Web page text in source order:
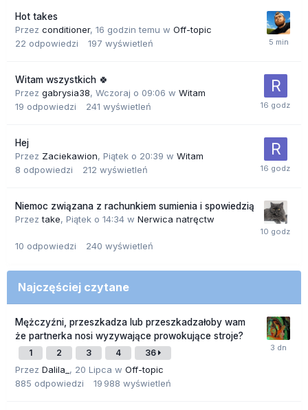
Hot takes
Przez conditioner, 16 godzin temu w Off-topic
22 odpowiedzi 197 wyświetleń
Witam wszystkich 🍀
Przez gabrysia38, Wczoraj o 09:06 w Witam
19 odpowiedzi 241 wyświetleń
Hej
Przez Zaciekawion, Piątek o 20:39 w Witam
8 odpowiedzi 212 wyświetleń
Niemoc związana z rachunkiem sumienia i spowiedzią
Przeztake, Piątek o 14:34 w Nerwica natręctw
10 odpowiedzi 240 wyświetleń
Najczęściej czytane
Mężczyźni, przeszkadza lub przeszkadzałoby wam
że partnerka nosi wyzywające prowokujące stroje?
1 2 3 4 36
Przez Dalila_ , 20 Lipca w Off-topic
885 odpowiedzi 19 988 wyświetleń